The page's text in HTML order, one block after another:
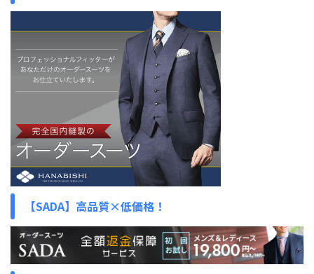
【SADA】高品質×低価格！